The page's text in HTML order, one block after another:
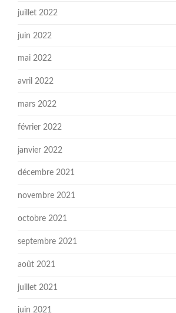
juillet 2022
juin 2022
mai 2022
avril 2022
mars 2022
février 2022
janvier 2022
décembre 2021
novembre 2021
octobre 2021
septembre 2021
août 2021
juillet 2021
juin 2021